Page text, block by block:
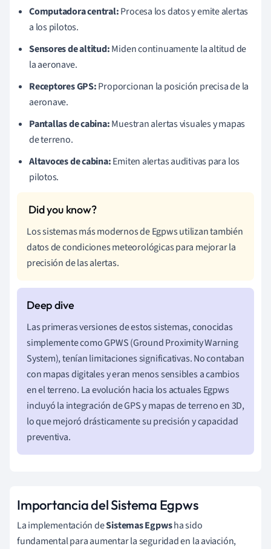
Computadora central:Procesa los datos y emite alertas
a los pilotos.
Sensores de altitud:Miden continuamente la altitud de
la aeronave.
Receptores GPS:Proporcionan la posición precisa de la
aeronave.
Pantallas de cabina:Muestran alertas visuales y mapas
de terreno.
Altavoces de cabina:Emiten alertas auditivas para los
pilotos.
Los sistemas más modernos de Egpws utilizan también
datos de condiciones meteorológicas para mejorar la
precisión de las alertas.
Las primeras versiones de estos sistemas, conocidas
simplemente como GPWS (Ground Proximity Warning
System), tenían limitaciones significativas. No contaban
con mapas digitales y eran menos sensibles a cambios
en el terreno. La evolución hacia los actuales Egpws
incluyó la integración de GPS y mapas de terreno en 3D,
lo que mejoró drásticamente su precisión y capacidad
preventiva.
Importancia del Sistema Egpws
La implementación deSistemas Egpwsha sido
fundamental para aumentar la seguridad en la aviación,